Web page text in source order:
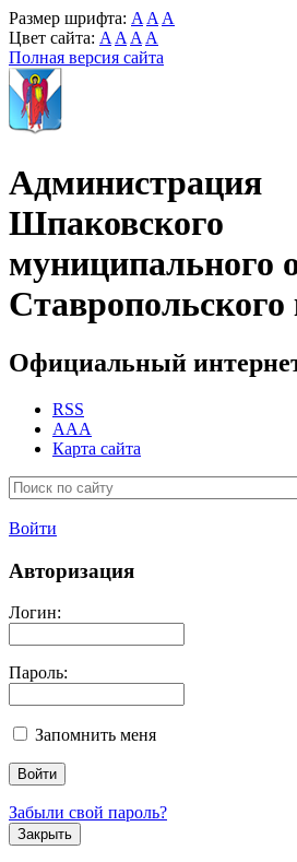
Размер шрифта: A A A
Цвет сайта: A A A A
Полная версия сайта
Администрация
Шпаковского
муниципального
Ставропольского
Официальный
RSS
AAA
Карта сайта
Войти
Авторизация
Логин:
Пароль:
Запомнить меня
Забыли свой пароль?
Закрыть